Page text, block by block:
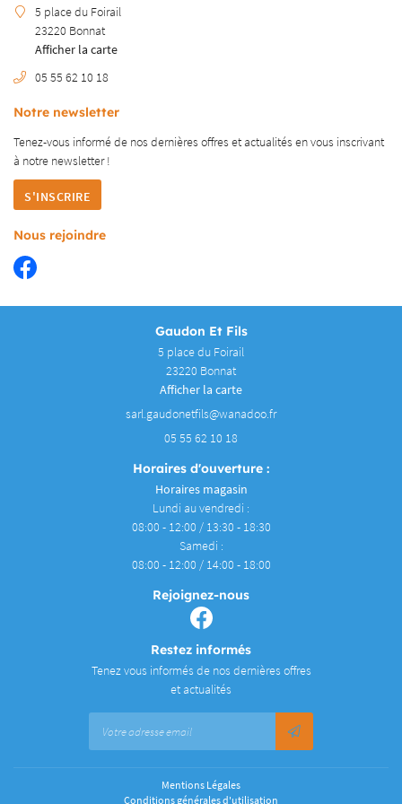
& MATÉRIAUX
CATALOGUE
AVIS
ACTUALITÉS
CONTACT
5 place du Foirail
23220 Bonnat
Afficher la carte
05 55 62 10 18
Notre newsletter
Tenez-vous informé de nos dernières offres et actualités en vous inscrivant
à notre newsletter !
S'INSCRIRE
Nous rejoindre
Gaudon Et Fils
5 place du Foirail
23220 Bonnat
Afficher la carte
05 55 62 10 18
Horaires d'ouverture :
Horaires magasin
Lundi au vendredi :
08:00 - 12:00 / 13:30 - 18:30
Samedi :
08:00 - 12:00 / 14:00 - 18:00
Rejoignez-nous
Restez informés
Tenez vous informés de nos dernières offres
et actualités
Mentions Légales
Conditions générales d'utilisation